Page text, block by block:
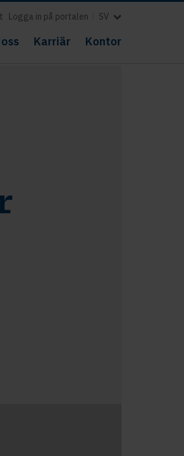
Karriär Kontor
Logga in på portalen SV